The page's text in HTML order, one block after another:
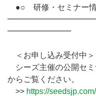
●○ 研修・セミナー
━━━━━━━━
＜お申し込み受付中＞
シーズ主催の公開セミ
からご覧ください。
>> https://